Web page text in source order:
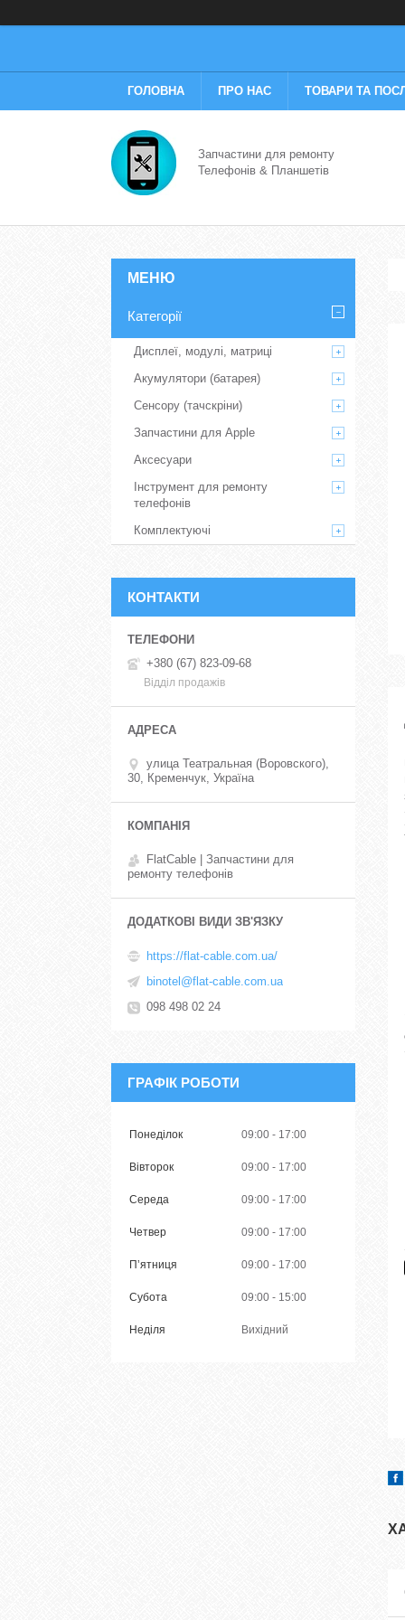
ГОЛОВНА ПРО НАС ТОВАРИ ТА
Запчастини для ремонту
Телефонів & Планшетів
Категорії
Дисплеї, модулі, матриці
Акумулятори (батарея)
Сенсору (тачскріни)
Запчастини для Apple
Аксесуари
Інструмент для ремонту
телефонів
Комплектуючі
КОНТАКТИ
+380 (67) 823-09-68
Відділ продажів
улица Театральная (Воровского),
30, Кременчук, Україна
FlatCable | Запчастини для
ремонту телефонів
https://flat-cable.com.ua/
binotel@flat-cable.com.ua
098 498 02 24
ГРАФІК РОБОТИ
Понеділок 09:00 17:00
Вівторок 09:00 17:00
Середа 09:00 17:00
Четвер 09:00 17:00
Пʼятниця 09:00 17:00
Субота 09:00 15:00
Неділя Вихідний